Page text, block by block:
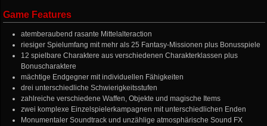
Game Features
atemberaubend rasante Mittelalteraction
riesiger Spielumfang mit mehr als 25 Fantasy-Missionen plus Bonusspiele
12 spielbare Charaktere aus verschiedenen Charakterklassen plus
Bonuscharaktere
mächtige Endgegner mit individuellen Fähigkeiten
drei unterschiedliche Schwierigkeitsstufen
zahlreiche verschiedene Waffen, Objekte und magische Items
zwei komplexe Einzelspielerkampagnen mit unterschiedlichen Enden
Monumentaler Soundtrack und unzählige atmosphärische Sound FX